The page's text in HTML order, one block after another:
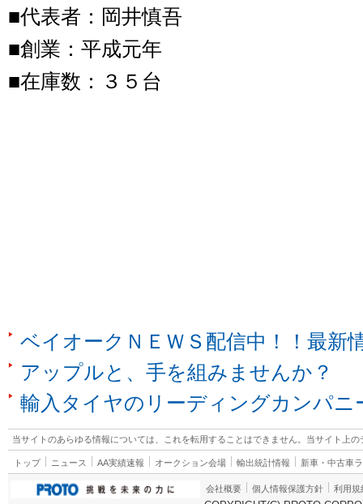
■代表者：岡井慎吾
■創業：平成元年
■在庫数：３５台
ベイオークＮＥＷＳ配信中！！最新
アップルと、手を組みませんか？
輸入タイヤのリーディングカンパニ
当サイトのあらゆる情報については、これを転用することはできません。当サイト上
トップ ニュース AA実績速報 オークション会場 輸出統計情報 新車・中古車
会社概要 個人情報保護方針 利用規